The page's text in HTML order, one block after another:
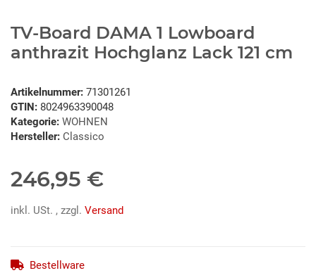
TV-Board DAMA 1 Lowboard
anthrazit Hochglanz Lack 121 cm
Artikelnummer: 71301261
GTIN: 8024963390048
Kategorie: WOHNEN
Hersteller: Classico
246,95 €
inkl. USt. , zzgl. Versand
Bestellware